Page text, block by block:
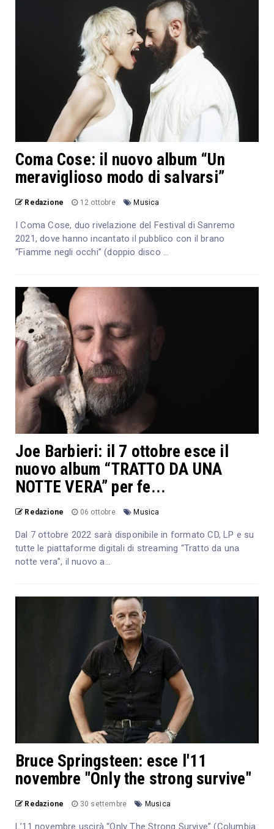
Coma Cose: il nuovo album “Un
meraviglioso modo di salvarsi”
Redazione 12 ottobre Musica
I Coma Cose, duo rivelazione del Festival di Sanremo
2021, dove hanno incantato il pubblico con il brano
“Fiamme negli occhi” (doppio disco ...
Joe Barbieri: il 7 ottobre esce il
nuovo album “TRATTO DA UNA
NOTTE VERA” per fe...
Redazione 06 ottobre Musica
Dal 7 ottobre 2022 sarà disponibile in formato CD, LP e su
tutte le piattaforme digitali di streaming “Tratto da una
notte vera”, il nuovo a...
Bruce Springsteen: esce l'11
novembre "Only the strong survive"
Redazione 30 settembre Musica
L’11 novembre uscirà “Only The Strong Survive” (Columbia